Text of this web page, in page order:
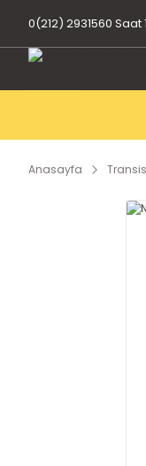
0(212) 2931560
Anasayfa